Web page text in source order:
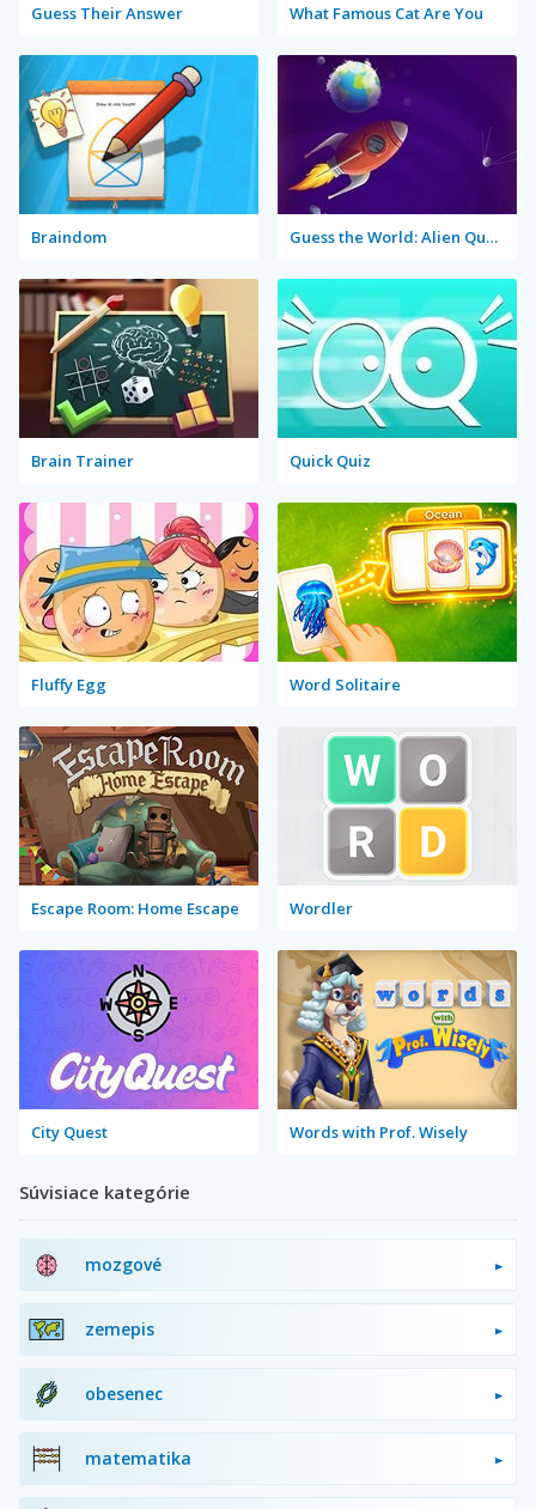
Guess Their Answer What Famous Cat Are You
Braindom Guess the World: Alien Quest
Brain Trainer Quick Quiz
Fluffy Egg Word Solitaire
Escape Room: Home Escape Wordler
City Quest Words with Prof. Wisely
Súvisiace kategórie
mozgové
zemepis
obesenec
matematika